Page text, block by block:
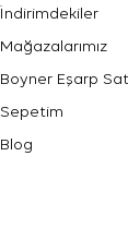
İndirimdekiler
Mağazalarımız
Boyner Eşarp
Sepetim
Blog